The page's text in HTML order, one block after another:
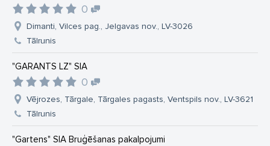
0
Dimanti, Vilces pag., Jelgavas nov., LV-3026
Tālrunis
"GARANTS LZ" SIA
0
Vējrozes, Tārgale, Tārgales pagasts, Ventspils nov., LV-3621
Tālrunis
"Gartens" SIA Bruģēšanas pakalpojumi